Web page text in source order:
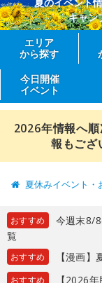
キャン
エリア
から探す
今日開催
イベント
2026年情報へ
報もござ
夏休みイベント・
おすすめ
今週末8/
覧
おすすめ 【漫画
おすすめ
【2026